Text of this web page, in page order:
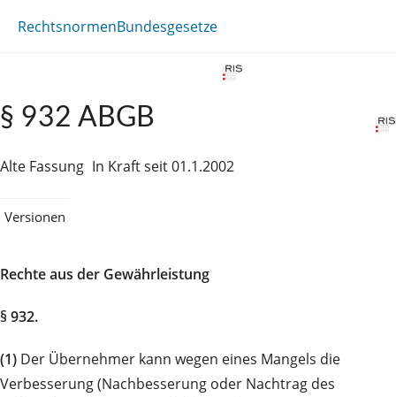
RechtsnormenBundesgesetze
§ 932 ABGB
Alte Fassung In Kraft seit 01.1.2002
Versionen
Rechte aus der Gewährleistung
§ 932.
(1) Der Übernehmer kann wegen eines Mangels die
Verbesserung (Nachbesserung oder Nachtrag des